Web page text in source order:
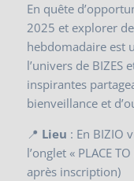
En quête
2025 et explorer
hebdomadaire est
l’univers de BIZES
inspirantes
bienveillance et
📍 Lieu : En BIZIO
l’onglet « PLACE
après inscription)